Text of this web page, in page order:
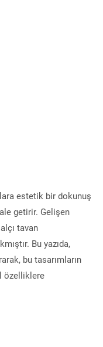
estetik bir dokunuş
getirir. Gelişen
tavan
Bu yazıda,
bu tasarımların
özelliklere